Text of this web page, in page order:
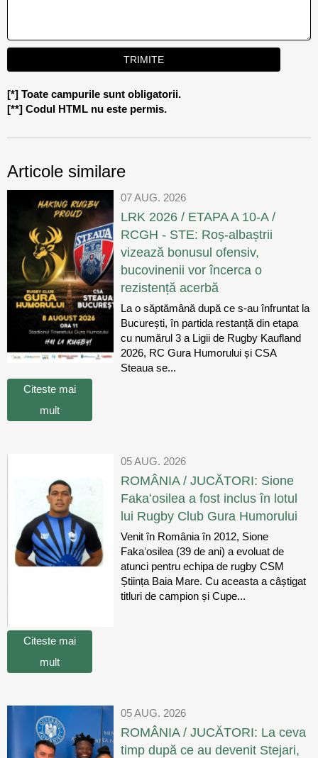
[*] Toate campurile sunt obligatorii.
[**] Codul HTML nu este permis.
Articole similare
07 AUG. 2026
LRK 2026 / ETAPA A 10-A /
RCGH - STE: Roș-albaștrii
vizează bonusul ofensiv,
bucovinenii vor încerca o
rezistență acerbă
La o săptămână după ce s-au înfruntat la
București, în partida restanță din etapa
cu numărul 3 a Ligii de Rugby Kaufland
2026, RC Gura Humorului și CSA
Steaua se...
Citeste mai
mult
05 AUG. 2026
ROMÂNIA / JUCĂTORI: Sione
Fakaʻosilea a fost inclus în lotul
lui Rugby Club Gura Humorului
Venit în România în 2012, Sione
Fakaʻosilea (39 de ani) a evoluat de
atunci pentru echipa de rugby CSM
Știința Baia Mare. Cu aceasta a câștigat
titluri de campion și Cupe...
Citeste mai
mult
05 AUG. 2026
ROMÂNIA / JUCĂTORI: La ceva
timp după ce au devenit Stejari,